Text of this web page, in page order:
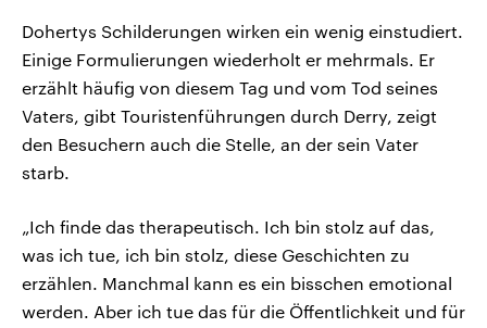
Dohertys Schilderungen wirken ein wenig einstudiert.
Einige Formulierungen wiederholt er mehrmals. Er
erzählt häufig von diesem Tag und vom Tod seines
Vaters, gibt Touristenführungen durch Derry, zeigt
den Besuchern auch die Stelle, an der sein Vater
starb.
„Ich finde das therapeutisch. Ich bin stolz auf das,
was ich tue, ich bin stolz, diese Geschichten zu
erzählen. Manchmal kann es ein bisschen emotional
werden. Aber ich tue das für die Öffentlichkeit und für